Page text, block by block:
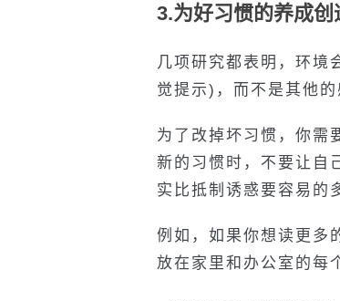
3.为好习惯的养成
几项研究都表明，环境
觉提示)，而不是其他
为了改掉坏习惯，你需
新的习惯时，不要让自
实比抵制诱惑要容易的
例如，如果你想读更多
放在家里和办公室的每